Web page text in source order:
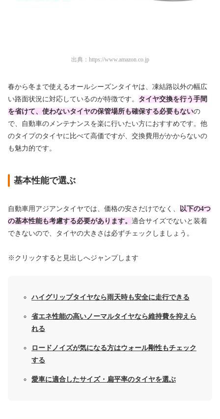
出典： https://www.amazon.co.jp
春から冬まで使えるオールシーズンタイヤは、凍結路以外の幅広
い路面状況に対応しているのが特徴です。 タイヤ交換を行う手間
を省けて、使わないタイヤの保管場所も確保する必要もないの
で、自動車のメンテナンスを楽に行いたい方におすすめです。他
のタイプのタイヤに比べて高価ですが、交換費用がかからないの
も魅力的です。
基本性能で選ぶ
自動車用アジアンタイヤでは、価格の安さだけでなく、 以下の4つ
の基本性能も考慮する必要があります。 適合サイズでないと装着
できないので、タイヤの大きさは必ずチェックしましょう。
※クリックすると見出しへジャンプします
ハイグリップタイヤなら雨天時も安全に走行できる
省エネ性能の高いノーマルタイヤなら維持費を抑えら
れる
ロードノイズが気になる方はウォール剛性もチェック
する
愛車に適合したサイズ・扁平率のタイヤを選ぶ